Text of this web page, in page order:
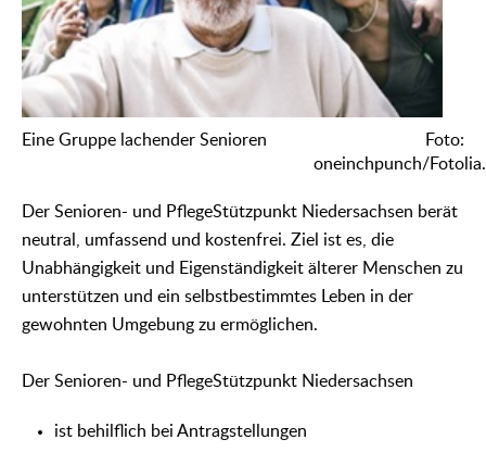
Eine Gruppe lachender Senioren
Foto:
oneinchpunch/
Der Senioren- und PflegeStützpunkt Niedersachsen berät
neutral, umfassend und kostenfrei. Ziel ist es, die
Unabhängigkeit und Eigenständigkeit älterer Menschen zu
unterstützen und ein selbstbestimmtes Leben in der
gewohnten Umgebung zu ermöglichen.
Der Senioren- und PflegeStützpunkt Niedersachsen
ist behilflich bei Antragstellungen